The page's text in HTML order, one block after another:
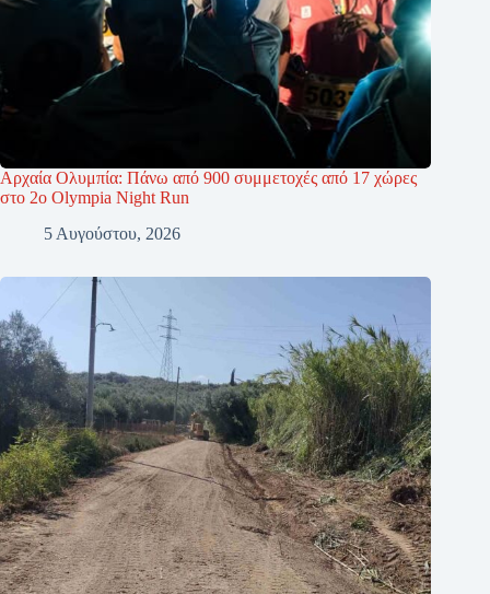
Αρχαία Ολυμπία: Πάνω από 900 συμμετοχές από 17 χώρες
στο 2ο Olympia Night Run
5 Αυγούστου, 2026